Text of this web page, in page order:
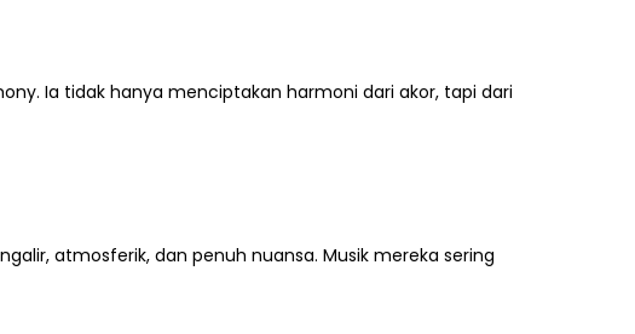
Ia tidak hanya menciptakan harmoni dari akor, tapi dari
atmosferik, dan penuh nuansa. Musik mereka sering